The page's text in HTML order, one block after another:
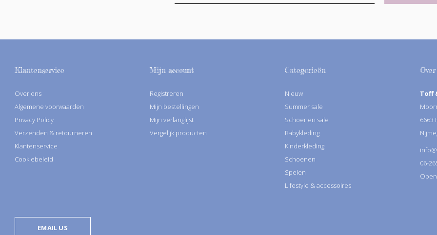
Klantenservice
Over ons
Algemene voorwaarden
Privacy Policy
Verzenden & retourneren
Klantenservice
Cookiebeleid
Mijn account
Registreren
Mijn bestellingen
Mijn verlanglijst
Vergelijk producten
Categorieën
Nieuw
Summer sale
Schoenen sale
Babykleding
Kinderkleding
Schoenen
Spelen
Lifestyle & accessoires
Toff
6663
06-
EMAIL US